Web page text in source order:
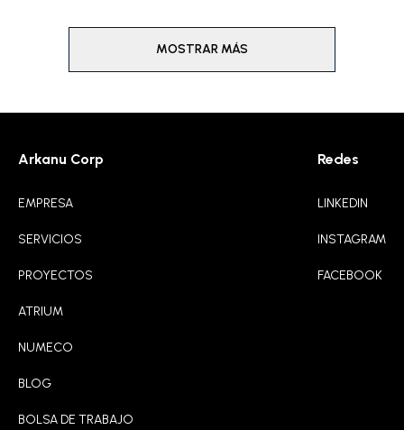
MOSTRAR MÁS
Arkanu Corp
EMPRESA
SERVICIOS
PROYECTOS
ATRIUM
NUMECO
BLOG
BOLSA DE TRABAJO
Redes
LINKEDIN
INSTAGRAM
FACEBOOK